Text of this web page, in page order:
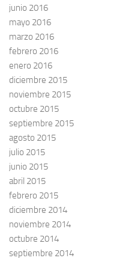
junio 2016
mayo 2016
marzo 2016
febrero 2016
enero 2016
diciembre 2015
noviembre 2015
octubre 2015
septiembre 2015
agosto 2015
julio 2015
junio 2015
abril 2015
febrero 2015
diciembre 2014
noviembre 2014
octubre 2014
septiembre 2014